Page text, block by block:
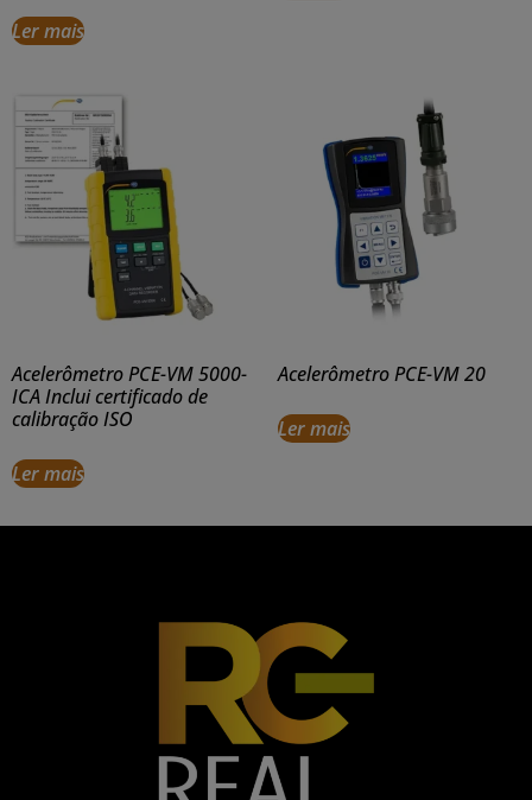
Ler mais
Acelerômetro PCE-VM 5000-
ICA Inclui certificado de
calibração ISO
Ler mais
Acelerômetro PCE-VM 20
Ler mais